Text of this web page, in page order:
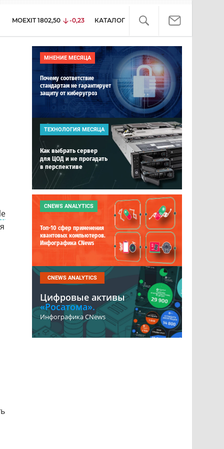
MOEXIT 1802,50 -0,23 КАТАЛОГ
МНЕНИЕ МЕСЯЦА
Почему соответствие
стандартам не гарантирует
защиту от киберугроз
ТЕХНОЛОГИЯ МЕСЯЦА
Как выбрать сервер
для ЦОД и не прогадать
в перспективе
CNEWS ANALYTICS
Топ-10 сфер применения
квантовых компьютеров.
Инфографика CNews
CNEWS ANALYTICS
Цифровые активы
«Росатома».
Инфографика CNews